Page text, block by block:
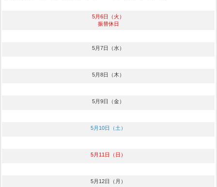
5月6日（火）
振替休日
5月7日（水）
5月8日（木）
5月9日（金）
5月10日（土）
5月11日（日）
5月12日（月）